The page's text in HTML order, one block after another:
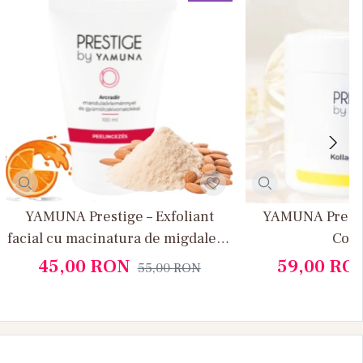
YAMUNA Prestige – Exfoliant
facial cu macinatura de migdale si
extract din fructe
45,00 RON 55,00RON
YAMUNA
59,00